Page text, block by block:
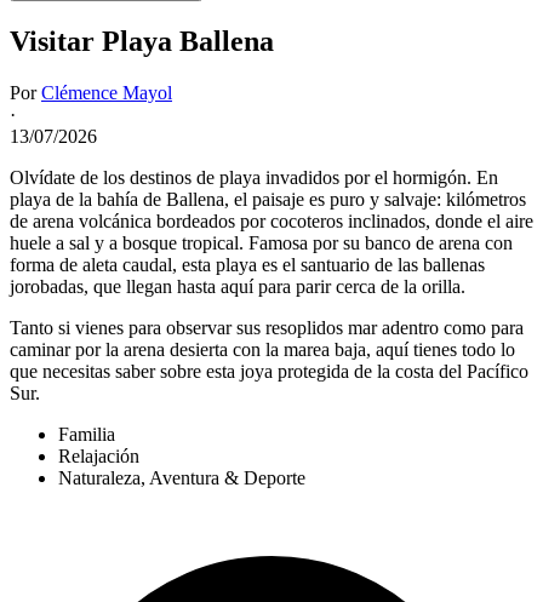
Visitar Playa Ballena
PorClémence Mayol
·
13/07/2026
Olvídate de los destinos de playa invadidos por el hormigón. En
playa de la bahía de Ballena, el paisaje es puro y salvaje: kilómetros
de arena volcánica bordeados por cocoteros inclinados, donde el aire
huele a sal y a bosque tropical. Famosa por su banco de arena con
forma de aleta caudal, esta playa es el santuario de las ballenas
jorobadas, que llegan hasta aquí para parir cerca de la orilla.
Tanto si vienes para observar sus resoplidos mar adentro como para
caminar por la arena desierta con la marea baja, aquí tienes todo lo
que necesitas saber sobre esta joya protegida de la costa del Pacífico
Sur.
Familia
Relajación
Naturaleza, Aventura & Deporte